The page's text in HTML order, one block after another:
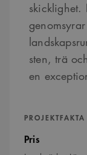
skicklighet.
sten, trä
en
PROJEKTFAKTA
Pris